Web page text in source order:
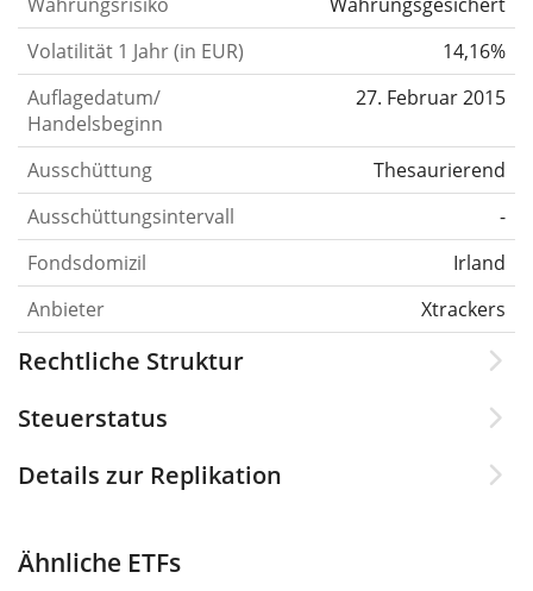
Volatilität 1 Jahr (in EUR)
14,16%
Auflagedatum/
Handelsbeginn
27. Februar 2015
Ausschüttung
Thesaurierend
Ausschüttungsintervall
-
Fondsdomizil
Irland
Anbieter
Xtrackers
Rechtliche Struktur
Steuerstatus
Details zur Replikation
Ähnliche ETFs